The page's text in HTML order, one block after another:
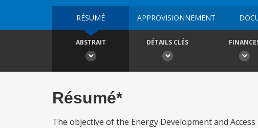
RÉSUMÉ APPROVISIONNEMENT
ABSTRAIT DÉTAILS CLÉS
Résumé*
The objective of the Energy Development and